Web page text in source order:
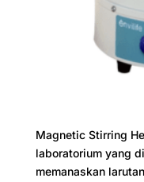
Magnetic Stirring
laboratorium yang
memanaskan